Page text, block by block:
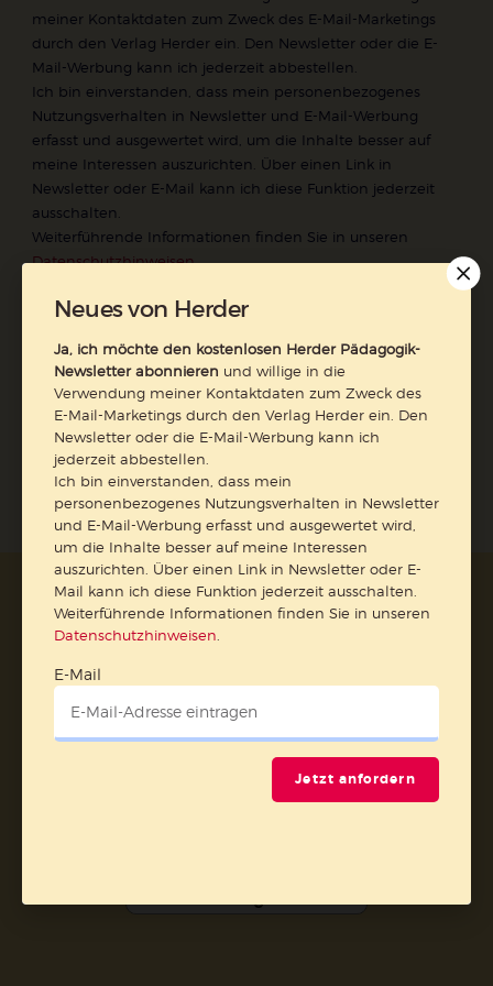
meiner Kontaktdaten zum Zweck des E-Mail-Marketings
durch den Verlag Herder ein. Den Newsletter oder die E-
Mail-Werbung kann ich jederzeit abbestellen.
Ich bin einverstanden, dass mein personenbezogenes
Nutzungsverhalten in Newsletter und E-Mail-Werbung
erfasst und ausgewertet wird, um die Inhalte besser auf
meine Interessen auszurichten. Über einen Link in
Newsletter oder E-Mail kann ich diese Funktion jederzeit
ausschalten.
Weiterführende Informationen finden Sie in unseren
Datenschutzhinweisen.
E-Mail
Jetzt anmelden
AGB und Widerrufsbelehrung
Datenschutz
Barrierefreiheit
Impressum
Vertrag widerrufen
Abo online kündigen
Neues von Herder
Ja, ich möchte den kostenlosen Herder Pädagogik-
Newsletter abonnieren und willige in die
Verwendung meiner Kontaktdaten zum Zweck des
E-Mail-Marketings durch den Verlag Herder ein. Den
Newsletter oder die E-Mail-Werbung kann ich
jederzeit abbestellen.
Ich bin einverstanden, dass mein
personenbezogenes Nutzungsverhalten in Newsletter
und E-Mail-Werbung erfasst und ausgewertet wird,
um die Inhalte besser auf meine Interessen
auszurichten. Über einen Link in Newsletter oder E-
Mail kann ich diese Funktion jederzeit ausschalten.
Weiterführende Informationen finden Sie in unseren
Datenschutzhinweisen
E-Mail
Jetzt anfordern